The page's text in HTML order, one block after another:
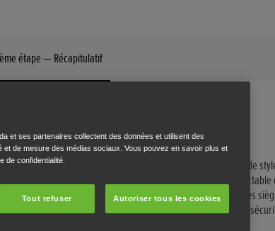
étape — Récapitulatif
ELEGANCE
Une carrosserie élégante de
pouces, un panneau
le port de charge avant, des
nouveautés en matière de
et ses partenaires collectent des données et utilisent des
de mesure des médias sociaux. Vous pouvez en savoir plus et
de confidentialité.
Tout refuser Autoriser tous les cookies